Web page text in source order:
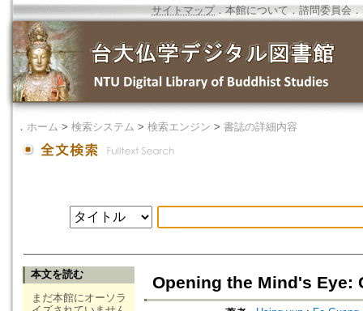
サイトマップ．本館について ． 諮問委員会 ．
． ホーム > 検索システム > 検索エンジン > 書誌の詳細内容
本文を読む
まだ本館にオーソラ
Opening the Mind's